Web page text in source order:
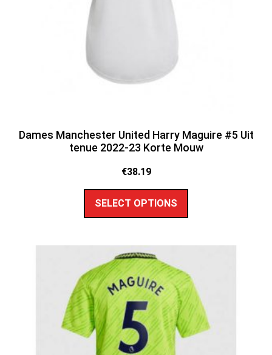
Dames Manchester United Harry Maguire #5 Uit
tenue 2022-23 Korte Mouw
€38.19
SELECT OPTIONS